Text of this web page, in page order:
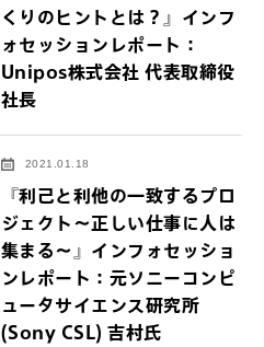
くりのヒントとは？』インフ
ォセッションレポート：
Unipos株式会社 代表取締役
社長
2021.01.18
『利己と利他の一致するプロ
ジェクト～正しい仕事に人は
集まる～』インフォセッショ
ンレポート：元ソニーコンピ
ュータサイエンス研究所
(Sony CSL) 吉村氏